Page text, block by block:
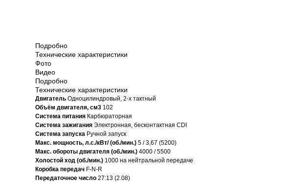
Подробно
Технические характеристики
Фото
Видео
Подробно
Технические характеристики
Двигатель Одноцилиндровый, 2-х тактный
Объём двигателя, см3 102
Система питания Карбюраторная
Система зажигания Электронная, бесконтактная CDI
Система запуска Ручной запуск
Макс. мощность, л.с./кВт/ (об./мин.) 5 / 3,67 (5200)
Макс. обороты двигателя (об./мин.) 4000 / 5500
Холостой ход (об./мин.) 1000 на нейтральной передаче
Коробка передач F-N-R
Передаточное число 27:13 (2.08)